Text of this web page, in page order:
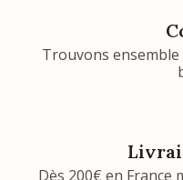
Trouvons
Dès 200€ en